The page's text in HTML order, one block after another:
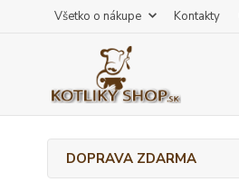
Všetko o nákupe Kontakty
DOPRAVA ZDARMA